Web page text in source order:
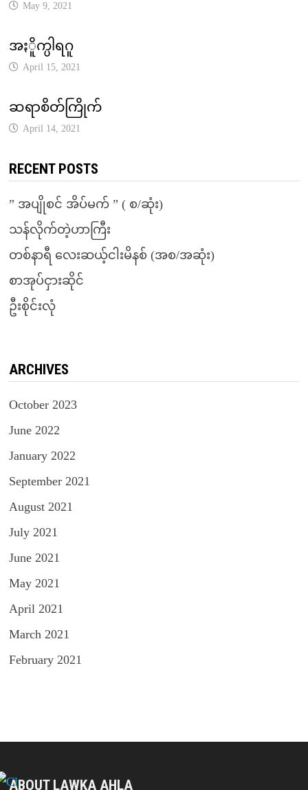
May 9, 2021
အႏိူက္ပါရဂူ
April 15, 2021
ဆရာစိတ်ကြိုက်
April 14, 2021
RECENT POSTS
” အပျိုစင် အိပ်မက် ” ( စ/ဆုံး)
သန်လိုက်တဲ့ဟာကြီး
တစ်နာရီ လေးဆယ့်ငါးမိနစ် (အစ/အဆုံး)
စာအုပ်ငှားဆိုင်
ဦးစိုင်းလုံ
ARCHIVES
October 2023
June 2022
January 2022
September 2021
August 2021
July 2021
June 2021
May 2021
April 2021
March 2021
February 2021
ABOUT LAWKA AHLA